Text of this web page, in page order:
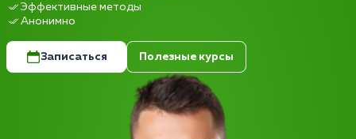
Эффективные методы
Анонимно
Записаться Полезные курсы